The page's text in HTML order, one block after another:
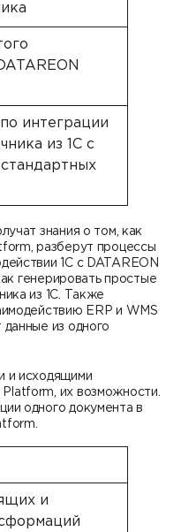
интеграции
из 1С с
знания о том, как
разберут процессы
1С с DATAREON
генерировать простые
из 1С. Также
ERP и WMS
из одного
и исходящими
их возможности.
одного документа в
и